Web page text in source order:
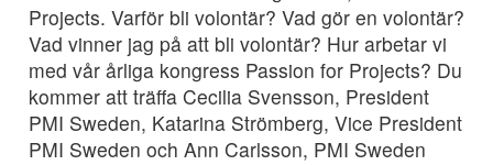
Projects. Varför bli volontär? Vad gör en volontär?
Vad vinner jag på att bli volontär? Hur arbetar vi
med vår årliga kongress Passion for Projects? Du
kommer att träffa Cecilia Svensson, President
PMI Sweden, Katarina Strömberg, Vice President
PMI Sweden och Ann Carlsson, PMI Sweden